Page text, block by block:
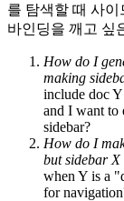
를 탐색할 때 사
바인딩을 깨고 싶
How do I
making
include doc
and I want to
sidebar?
How do I
but sidebar
when Y is a
for